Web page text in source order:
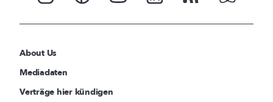
About Us
Mediadaten
Verträge hier kündigen